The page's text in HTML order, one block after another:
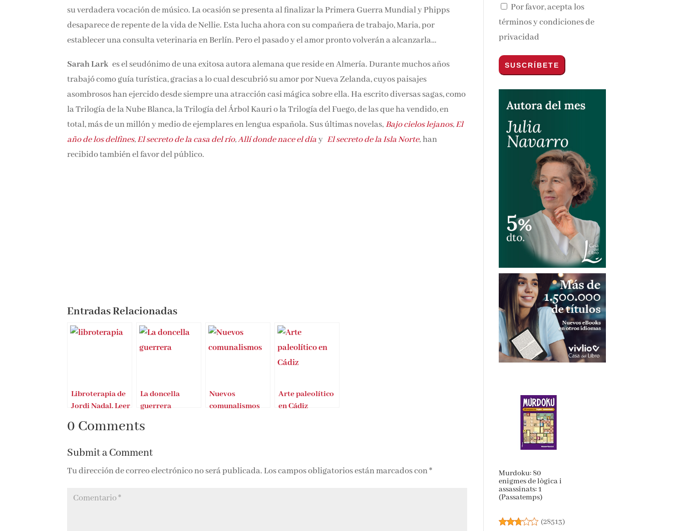
su verdadera vocación de músico. La ocasión se presenta al finalizar la Primera Guerra Mundial y Phipps
desaparece de repente de la vida de Nellie. Esta lucha ahora con su compañera de trabajo, Maria, por
establecer una consulta veterinaria en Berlín. Pero el pasado y el amor pronto volverán a alcanzarla…
Sarah Larkes el seudónimo de una exitosa autora alemana que reside en Almería. Durante muchos años
trabajó como guía turística, gracias a lo cual descubrió su amor por Nueva Zelanda, cuyos paisajes
asombrosos han ejercido desde siempre una atracción casi mágica sobre ella. Ha escrito diversas sagas, como
la Trilogía de la Nube Blanca, la Trilogía del Árbol Kauri o la Trilogía del Fuego, de las que ha vendido, en
total, más de un millón y medio de ejemplares en lengua española. Sus últimas novelas,Bajo cielos lejanos,El
año de los delfines,El secreto de la casa del río,Allí donde nace el díay El secreto de la Isla Norte,han
recibido también el favor del público.
Entradas Relacionadas
Libroterapia de
Jordi Nadal. Leer
La doncella
guerrera
Nuevos
comunalismos
Arte paleolítico
en Cádiz
0 Comments
Submit a Comment
Tu dirección de correo electrónico no será publicada. Los campos obligatorios están marcados con*
Por favor, acepta los
términos y condiciones de
privacidad
Murdoku: 80
enigmes de lògica i
assassinats: 1
(Passatemps)
(28513)